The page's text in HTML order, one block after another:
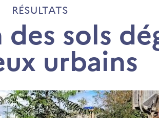
RÉSULTATS
sols
urbains